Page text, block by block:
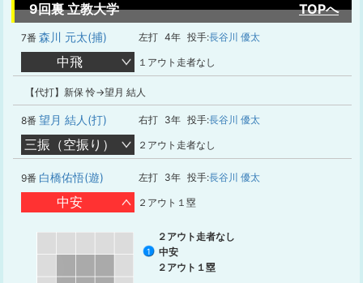
9回裏 立教大学 TOPへ
7番 森川 元太(捕) 左打 4年 投手:長谷川 優太
中飛 １アウト走者なし
【代打】新保 怜→望月 結人
8番 望月 結人(打) 右打 3年 投手:長谷川 優太
三振（空振り） ２アウト走者なし
9番 白橋佑悟(遊) 左打 3年 投手:長谷川 優太
中安 ２アウト１塁
２アウト走者なし
1
中安
２アウト１塁